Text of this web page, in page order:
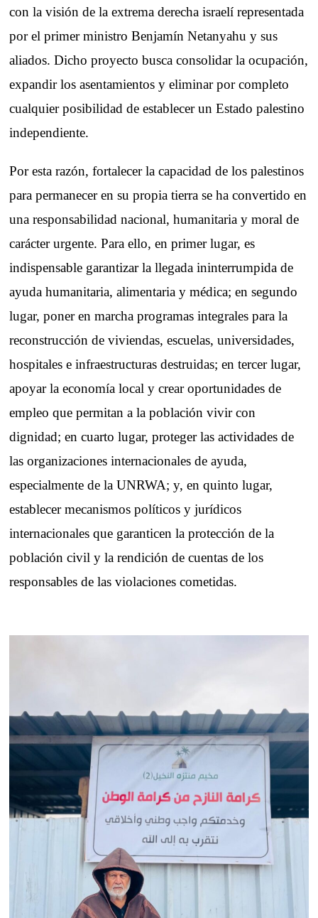
con la visión de la extrema derecha israelí representada
por el primer ministro Benjamín Netanyahu y sus
aliados. Dicho proyecto busca consolidar la ocupación,
expandir los asentamientos y eliminar por completo
cualquier posibilidad de establecer un Estado palestino
independiente.
Por esta razón, fortalecer la capacidad de los palestinos
para permanecer en su propia tierra se ha convertido en
una responsabilidad nacional, humanitaria y moral de
carácter urgente. Para ello, en primer lugar, es
indispensable garantizar la llegada ininterrumpida de
ayuda humanitaria, alimentaria y médica; en segundo
lugar, poner en marcha programas integrales para la
reconstrucción de viviendas, escuelas, universidades,
hospitales e infraestructuras destruidas; en tercer lugar,
apoyar la economía local y crear oportunidades de
empleo que permitan a la población vivir con
dignidad; en cuarto lugar, proteger las actividades de
las organizaciones internacionales de ayuda,
especialmente de la UNRWA; y, en quinto lugar,
establecer mecanismos políticos y jurídicos
internacionales que garanticen la protección de la
población civil y la rendición de cuentas de los
responsables de las violaciones cometidas.